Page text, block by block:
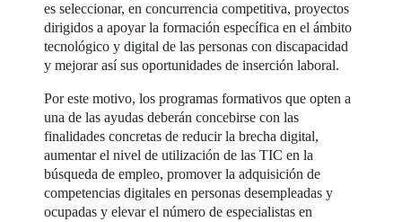
es seleccionar, en concurrencia competitiva, proyectos
dirigidos a apoyar la formación específica en el ámbito
tecnológico y digital de las personas con discapacidad
y mejorar así sus oportunidades de inserción laboral.
Por este motivo, los programas formativos que opten a
una de las ayudas deberán concebirse con las
finalidades concretas de reducir la brecha digital,
aumentar el nivel de utilización de las TIC en la
búsqueda de empleo, promover la adquisición de
competencias digitales en personas desempleadas y
ocupadas y elevar el número de especialistas en